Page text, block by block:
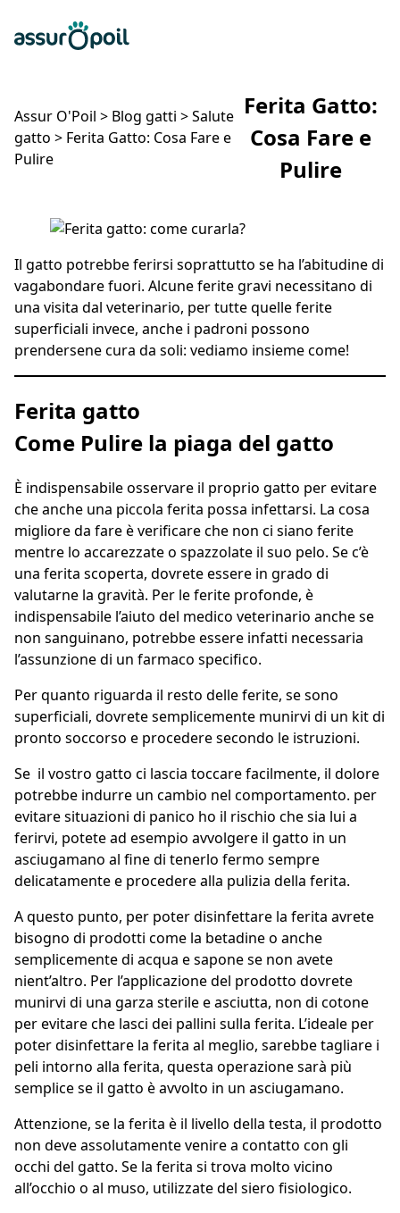
Assur O'Poil
Assur O'Poil > Blog gatti >Salute
gatto > Ferita Gatto: Cosa Fare e
Pulire
Ferita Gatto:
Cosa Fare e
Pulire
Ferita Gatto: Cosa Fare e Pulire
Il gatto potrebbe ferirsi soprattutto se ha l’abitudine di
vagabondare fuori. Alcune ferite gravi necessitano di
una visita dal veterinario, per tutte quelle ferite
superficiali invece, anche i padroni possono
prendersene cura da soli: vediamo insieme come!
Ferita gatto
Come Pulire la piaga del gatto
È indispensabile osservare il proprio gatto per evitare
che anche una piccola ferita possa infettarsi. La cosa
migliore da fare è verificare che non ci siano ferite
mentre lo accarezzate o spazzolate il suo pelo. Se c’è
una ferita scoperta, dovrete essere in grado di
valutarne la gravità. Per le ferite profonde, è
indispensabile l’aiuto del medico veterinario anche se
non sanguinano, potrebbe essere infatti necessaria
l’assunzione di un farmaco specifico.
Per quanto riguarda il resto delle ferite, se sono
superficiali, dovrete semplicemente munirvi di un kit di
pronto soccorso e procedere secondo le istruzioni.
Se il vostro gatto ci lascia toccare facilmente, il dolore
potrebbe indurre un cambio nel comportamento. per
evitare situazioni di panico ho il rischio che sia lui a
ferirvi, potete ad esempio avvolgere il gatto in un
asciugamano al fine di tenerlo fermo sempre
delicatamente e procedere alla pulizia della ferita.
A questo punto, per poter disinfettare la ferita avrete
bisogno di prodotti come la betadine o anche
semplicemente di acqua e sapone se non avete
nient’altro. Per l’applicazione del prodotto dovrete
munirvi di una garza sterile e asciutta, non di cotone
per evitare che lasci dei pallini sulla ferita. L’ideale per
poter disinfettare la ferita al meglio, sarebbe tagliare i
peli intorno alla ferita, questa operazione sarà più
semplice se il gatto è avvolto in un asciugamano.
Attenzione, se la ferita è il livello della testa, il prodotto
non deve assolutamente venire a contatto con gli
occhi del gatto. Se la ferita si trova molto vicino
all’occhio o al muso, utilizzate del siero fisiologico.